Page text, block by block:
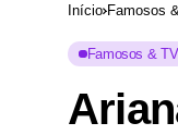
Início Famosos
Famosos & TV